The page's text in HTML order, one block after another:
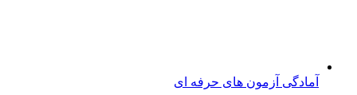
آمادگی آزمون های حرفه ای